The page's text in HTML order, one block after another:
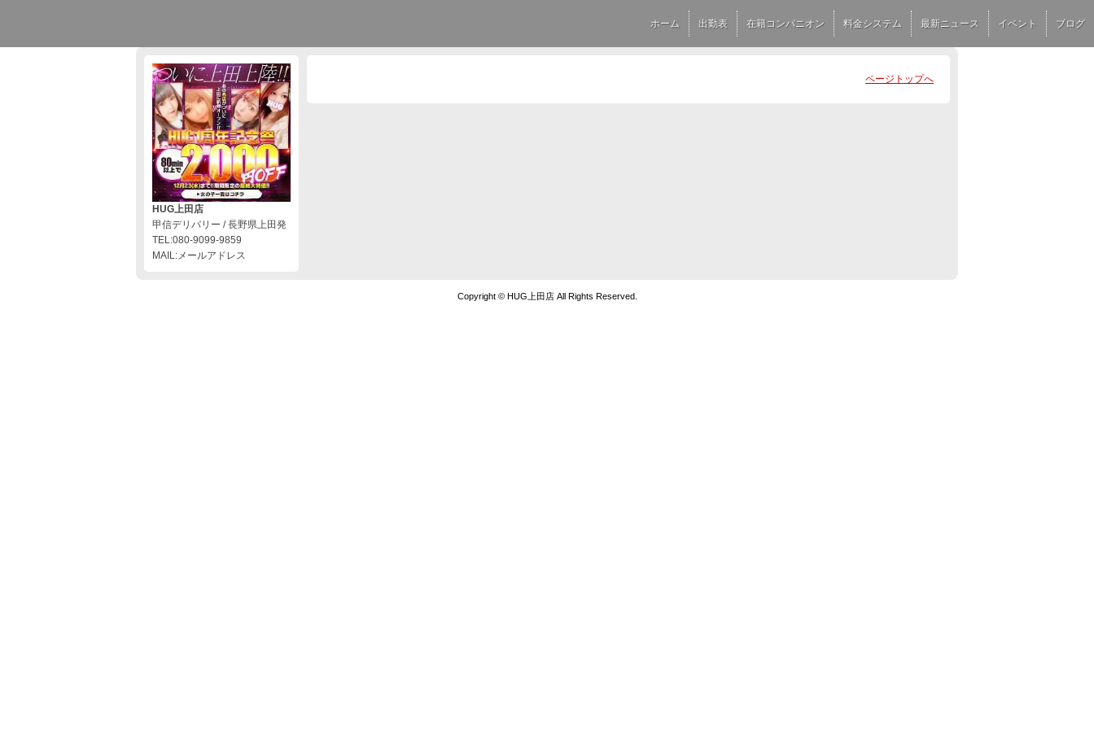
ホーム 出勤表 在籍コンパニオン 料金システム 最新ニュース イベント ブログ
HUG上田店
甲信デリバリー / 長野県上田発
TEL:080-9099-9859
MAIL:メールアドレス
ページトップへ
Copyright © HUG上田店 All Rights Reserved.